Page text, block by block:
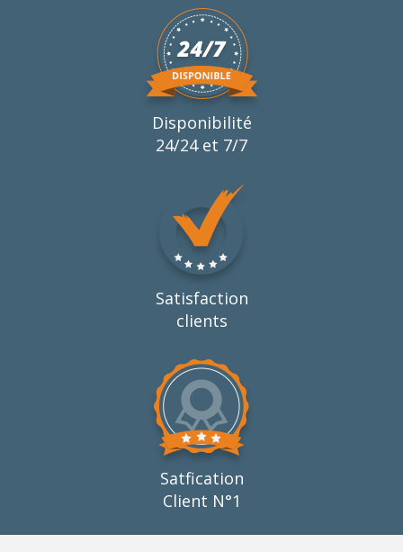
Disponibilité
24/24 et 7/7
Satisfaction
clients
Satfication
Client N°1